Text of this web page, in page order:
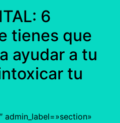
6
tienes que
ayudar a tu
tu
admin_label=»section»